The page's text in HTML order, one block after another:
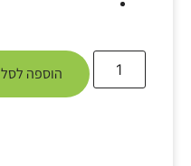
הוספה לסל